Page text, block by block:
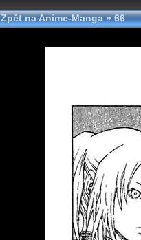
Zpět na Anime-Manga»66